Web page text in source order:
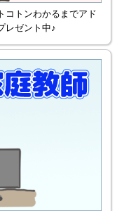
コトンわかるまでアド
レゼント中♪